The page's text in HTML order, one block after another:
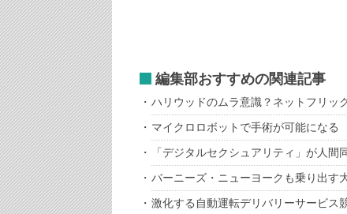
編集部おすすめの関連記事
ハリウッドのムラ意識？ネットフリッ
マイクロロボットで手術が可能になる
「デジタルセクシュアリティ」が人間
バーニーズ・ニューヨークも乗り出す
激化する自動運転デリバリーサービス